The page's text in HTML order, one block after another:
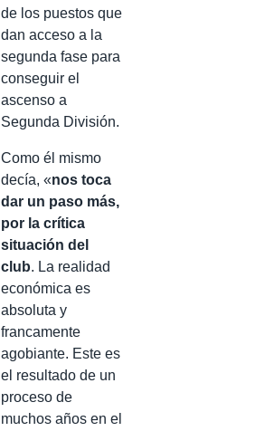
de los puestos que
dan acceso a la
segunda fase para
conseguir el
ascenso a
Segunda División.
Como él mismo
decía, «nos toca
dar un paso más,
por la crítica
situación del
club. La realidad
económica es
absoluta y
francamente
agobiante. Este es
el resultado de un
proceso de
muchos años en el